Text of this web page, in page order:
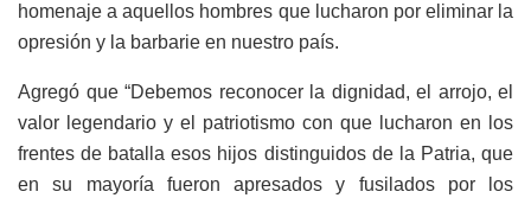
homenaje a aquellos hombres que lucharon por eliminar la
opresión y la barbarie en nuestro país.
Agregó que “Debemos reconocer la dignidad, el arrojo, el
valor legendario y el patriotismo con que lucharon en los
frentes de batalla esos hijos distinguidos de la Patria, que
en su mayoría fueron apresados y fusilados por los